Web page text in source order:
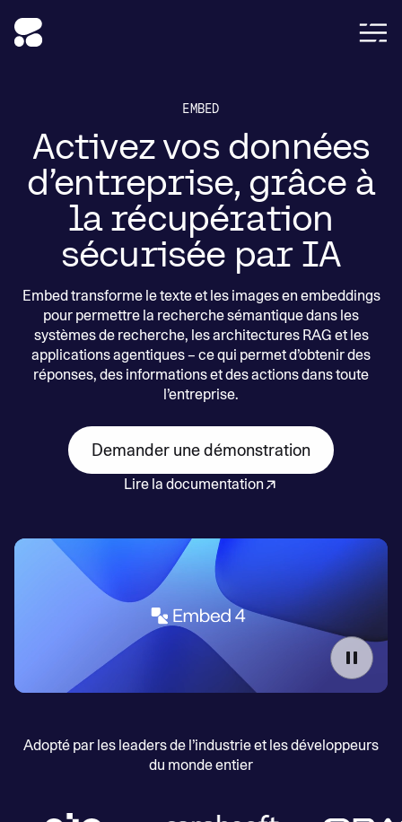
EMBED
Activez vos données
d’entreprise, grâce à
la récupération
sécurisée par IA
Embed transforme le texte et les images en embeddings
pour permettre la recherche sémantique dans les
systèmes de recherche, les architectures RAG et les
applications agentiques – ce qui permet d’obtenir des
réponses, des informations et des actions dans toute
l’entreprise.
Demander une démonstration
Lire la documentation
Adopté par les leaders de l’industrie et les développeurs
du monde entier